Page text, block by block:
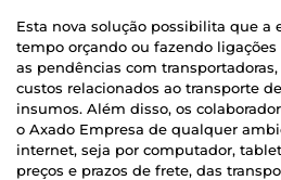
Esta nova solução possibilita que a
tempo orçando ou fazendo ligações
as pendências com
custos relacionados ao transporte
insumos. Além disso, os
o Axado Empresa de qualquer
internet, seja por computador,
preços e prazos de frete, das